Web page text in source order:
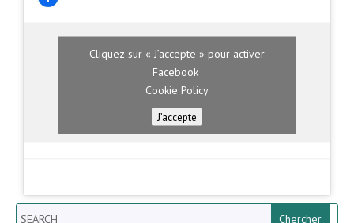
Cliquez sur « J’accepte » pour activer
Facebook
Cookie Policy
J’accepte
Search